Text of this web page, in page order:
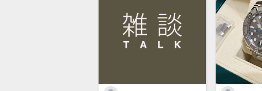
株価が下がっても、上がっても